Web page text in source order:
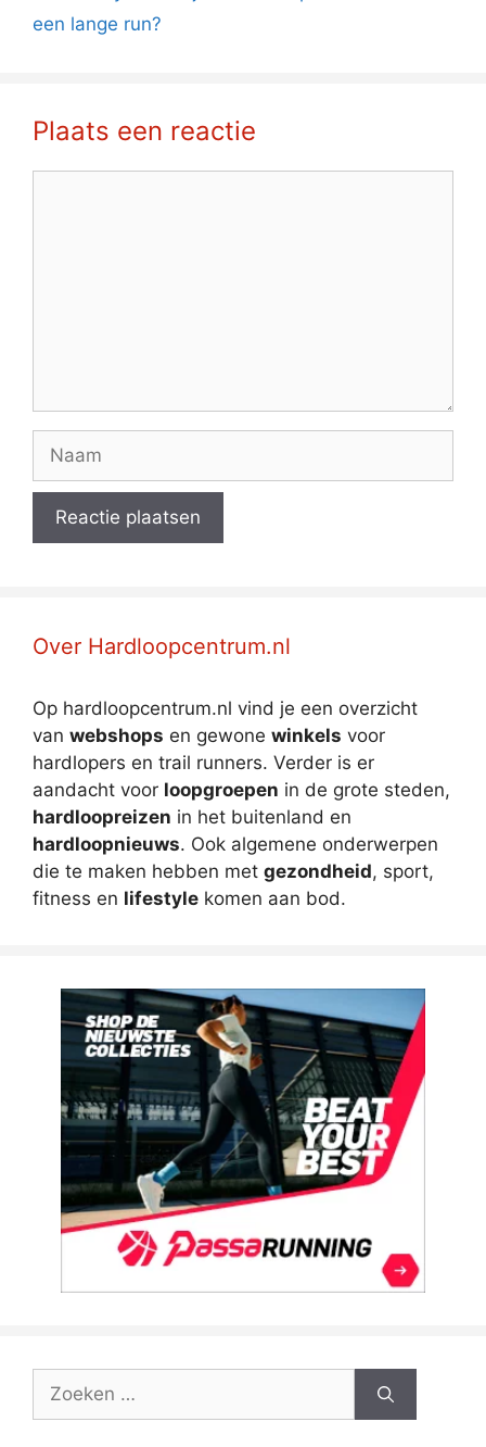
een lange run?
Plaats een reactie
Naam
Over Hardloopcentrum.nl
Op hardloopcentrum.nl vind je een overzicht
van webshops en gewone winkels voor
hardlopers en trail runners. Verder is er
aandacht voor loopgroepen in de grote steden,
hardloopreizen in het buitenland en
hardloopnieuws. Ook algemene onderwerpen
die te maken hebben met gezondheid, sport,
fitness en lifestyle komen aan bod.
Zoek